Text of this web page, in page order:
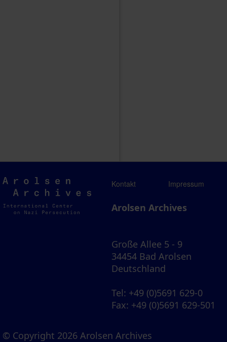
Arolsen
Archives
Kontakt Impressum
Arolsen Archives
Große Allee 5 - 9
34454 Bad Arolsen
Deutschland
Tel: +49 (0)5691 629-0
Fax: +49 (0)5691 629-501
© Copyright 2026 Arolsen Archives